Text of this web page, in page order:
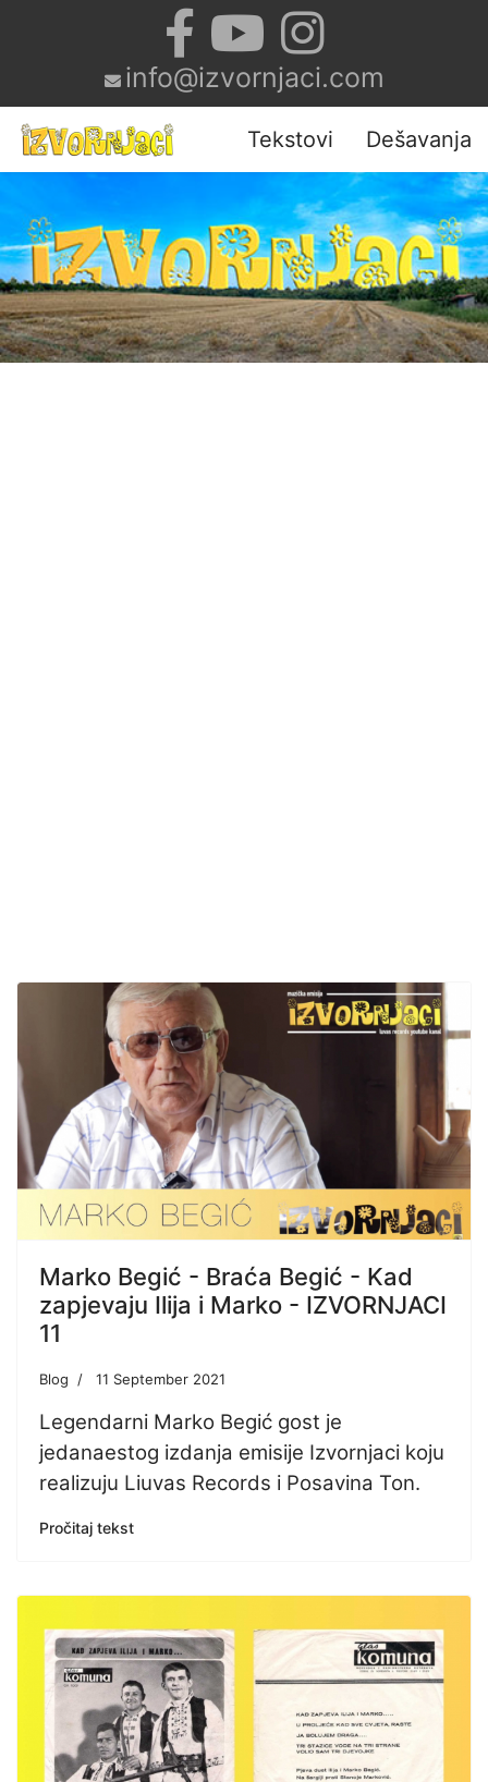
info@izvornjaci.com
Tekstovi Dešavanja
Marko Begić - Braća Begić - Kad
zapjevaju Ilija i Marko - IZVORNJACI
11
Blog 11 September 2021
Legendarni Marko Begić gost je
jedanaestog izdanja emisije Izvornjaci koju
realizuju Liuvas Records i Posavina Ton.
Pročitaj tekst